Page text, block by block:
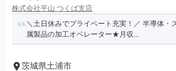
株式会社平山 つくば支店
＼土日休みでプライベート充実！／ 半導体・
属製品の加工オペレーター★月収...
茨城県土浦市